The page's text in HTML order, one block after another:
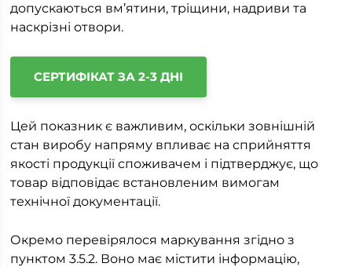
допускаються вм’ятини, тріщини, надриви та
наскрізні отвори.
СЕРТИФІКАТ ЗА 2-3 ДНІ
Цей показник є важливим, оскільки зовнішній
стан виробу напряму впливає на сприйняття
якості продукції споживачем і підтверджує, що
товар відповідає встановленим вимогам
технічної документації.
Окремо перевірялося маркування згідно з
пунктом 3.5.2. Воно має містити інформацію,